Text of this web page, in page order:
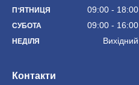
ПʼЯТНИЦЯ 09:00 18:00
СУБОТА 09:00 16:00
НЕДІЛЯ Вихідний
Контакти